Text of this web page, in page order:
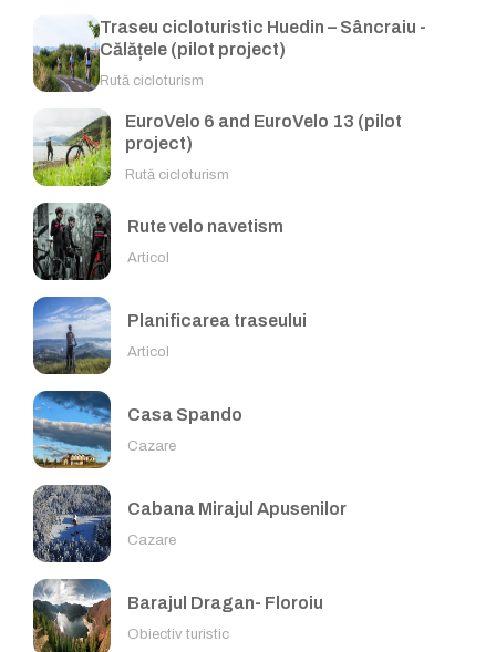
Traseu cicloturistic Huedin – Sâncraiu -
Călățele (pilot project)
Rută cicloturism
EuroVelo 6 and EuroVelo 13 (pilot
project)
Rută cicloturism
Rute velo navetism
Articol
Planificarea traseului
Articol
Casa Spando
Cazare
Cabana Mirajul Apusenilor
Cazare
Barajul Dragan- Floroiu
Obiectiv turistic